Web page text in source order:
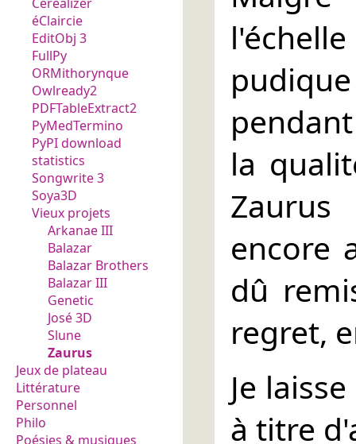
Cerealizer
éClaircie
EditObj 3
FullPy
ORMithorynque
Owlready2
PDFTableExtract2
PyMedTermino
PyPI download
statistics
Songwrite 3
Soya3D
Vieux projets
Arkanae III
Balazar
Balazar Brothers
Balazar III
Genetic
José 3D
Slune
Zaurus
Jeux de plateau
Littérature
Personnel
Philo
Poésies & musiques
la
encore
dû
regret,
Je
à titre